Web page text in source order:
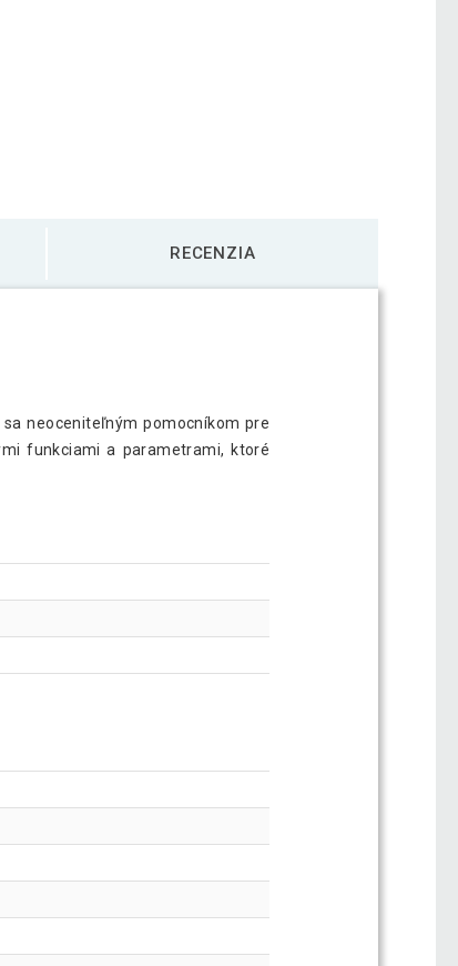
RECENZIA
neoceniteľným pomocníkom pre
funkciami a parametrami, ktoré